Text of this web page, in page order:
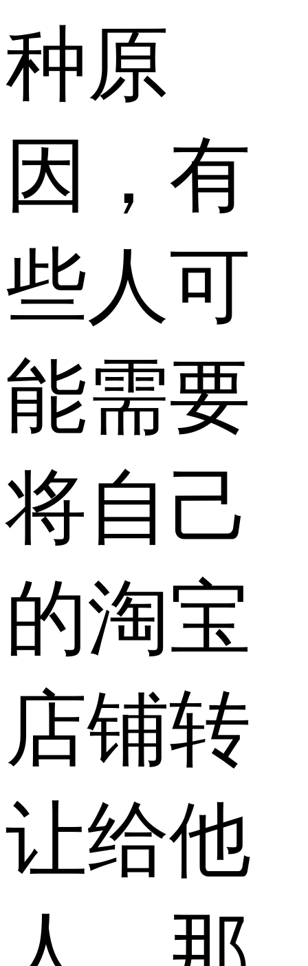
种原
因，有
些人可
能需要
将自己
的淘宝
店铺转
让给他